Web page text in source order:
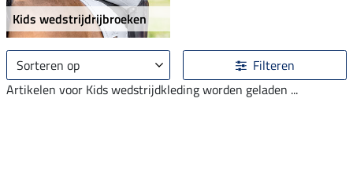
Kids wedstrijdrijbroeken
Sorteren op Filteren